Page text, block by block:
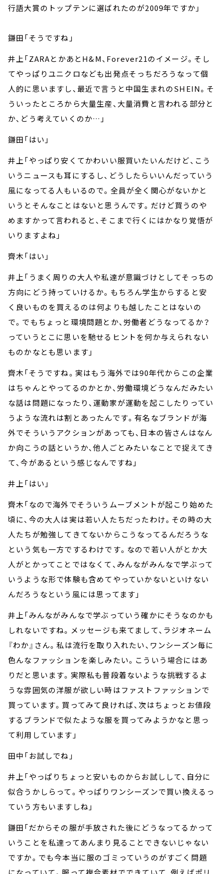
行語大賞のトップテンに選ばれたのが2009年ですか」
鎌田「そうですね」
井上「ZARAとかあとH&M、Forever21のイメージ。そし
てやっぱりユニクロなども出発点そっちだろうなって個
人的に思いますし、最近で言うと中国生まれのSHEIN。そ
ういったところから大量生産、大量消費と言われる部分と
か、どう考えていくのか…」
鎌田「はい」
井上「やっぱり安くてかわいい服買いたいんだけど、こう
いうニュースも耳にするし、どうしたらいいんだっていう
風になってる人もいるので。全員が全く関心がないかと
いうとそんなことはないと思うんです。だけど買うのや
めますかって言われると、そこまで行くにはかなり覚悟が
いりますよね」
齊木「はい」
井上「うまく周りの大人や私達が意識づけとしてそっちの
方向にどう持っていけるか。もちろん学生からすると安
く良いものを買えるのは何よりも越したことはないの
で。でもちょっと環境問題とか、労働者どうなってるか？
っていうとこに思いを馳せるヒントを何か与えられない
ものかなとも思います」
齊木「そうですね。実はもう海外では90年代からこの企業
はちゃんとやってるのかとか、労働環境どうなんだみたい
な話は問題になったり、運動家が運動を起こしたりってい
うような流れは割とあったんです。有名なブランドが海
外でそういうアクションがあっても、日本の皆さんはなん
か向こうの話というか、他人ごとみたいなことで捉えてき
て、今があるという感じなんですね」
井上「はい」
齊木「なので海外でそういうムーブメントが起こり始めた
頃に、今の大人は実は若い人たちだったわけ。その時の大
人たちが勉強してきてないからこうなってるんだろうな
という気も一方でするわけです。なので若い人がとか大
人がとかってことではなくて、みんながみんなで学ぶって
いうような形で体験も含めてやっていかないといけない
んだろうなという風には思ってます」
井上「みんながみんなで学ぶっていう確かにそうなのかも
しれないですね。メッセージも来てまして、ラジオネーム
『わか』さん。私は流行を取り入れたい、ワンシーズン毎に
色んなファッションを楽しみたい。こういう場合にはあ
りだと思います。実際私も普段着ないような挑戦するよ
うな雰囲気の洋服が欲しい時はファストファッションで
買っています。買ってみて良ければ、次はちょっとお値段
するブランドで似たような服を買ってみようかなと思っ
て利用しています」
田中「お試しでね」
井上「やっぱりちょっと安いものからお試しして、自分に
似合うかしらって。やっぱりワンシーズンで買い換えるっ
ていう方もいますしね」
鎌田「だからその服が手放された後にどうなってるかって
いうことを私達ってあんまり見ることできないじゃない
ですか。でも今本当に服のゴミっていうのがすごく問題